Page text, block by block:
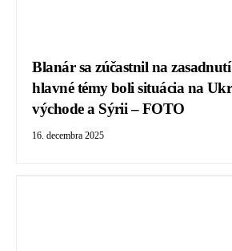
Blanár sa zúčastnil na
hlavné témy boli situácia na
východe a Sýrii – FOTO
16. decembra 2025